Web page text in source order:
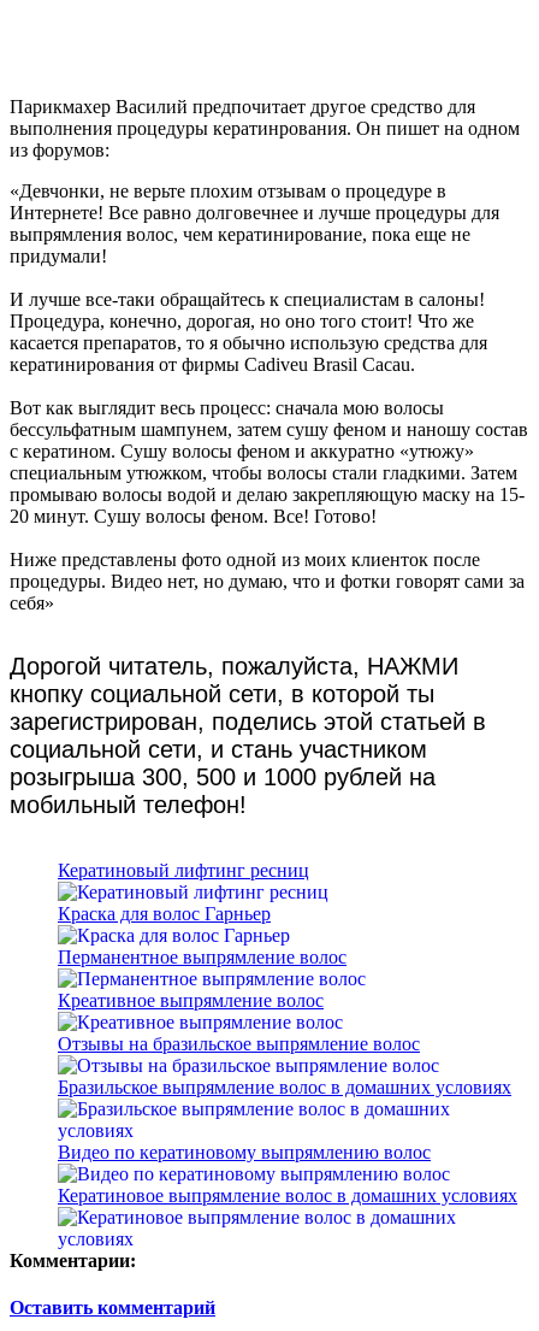
Парикмахер Василий предпочитает другое средство для
выполнения процедуры кератинрования. Он пишет на одном
из форумов:
«Девчонки, не верьте плохим отзывам о процедуре в
Интернете! Все равно долговечнее и лучше процедуры для
выпрямления волос, чем кератинирование, пока еще не
придумали!
И лучше все-таки обращайтесь к специалистам в салоны!
Процедура, конечно, дорогая, но оно того стоит! Что же
касается препаратов, то я обычно использую средства для
кератинирования от фирмы Cadiveu Brasil Cacau.
Вот как выглядит весь процесс: сначала мою волосы
бессульфатным шампунем, затем сушу феном и наношу состав
с кератином. Сушу волосы феном и аккуратно «утюжу»
специальным утюжком, чтобы волосы стали гладкими. Затем
промываю волосы водой и делаю закрепляющую маску на 15-
20 минут. Сушу волосы феном. Все! Готово!
Ниже представлены фото одной из моих клиенток после
процедуры. Видео нет, но думаю, что и фотки говорят сами за
себя»
Дорогой читатель, пожалуйста, НАЖМИ
кнопку социальной сети, в которой ты
зарегистрирован, поделись этой статьей в
социальной сети, и стань участником
розыгрыша 300, 500 и 1000 рублей на
мобильный телефон!
Кератиновый лифтинг ресниц
Краска для волос Гарньер
Перманентное выпрямление волос
Креативное выпрямление волос
Отзывы на бразильское выпрямление волос
Бразильское выпрямление волос в домашних условиях
Видео по кератиновому выпрямлению волос
Кератиновое выпрямление волос в домашних условиях
Комментарии:
Оставить комментарий